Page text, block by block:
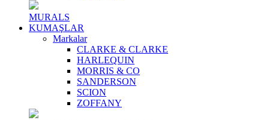
MURALS
KUMAŞLAR
Markalar
CLARKE & CLARKE
HARLEQUIN
MORRIS & CO
SANDERSON
SCION
ZOFFANY